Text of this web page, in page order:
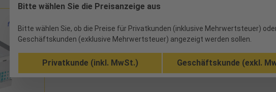
Bitte wählen Sie die Preisanzeige aus
Bitte wählen Sie, ob die Preise für Privatkunden (inklusive Mehrwertsteuer)
Geschäftskunden (exklusive Mehrwertsteuer) angezeigt werden sollen.
Privatkunde (inkl. MwSt.) Geschäftskunde (exkl.